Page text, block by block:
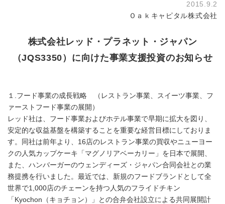
2015.9.2
Ｏａｋキャピタル株式会社
株式会社レッド・プラネット・ジャパン
（JQS3350）に向けた事業支援投資のお知らせ
１.フード事業の成長戦略 （レストラン事業、スイーツ事業、フ
ァーストフード事業の展開）
レッド社は、フード事業およびホテル事業で早期に拡大を図り、
安定的な収益基盤を構築することを重要な経営目標にしておりま
す。同社は前年より、16店のレストラン事業の買収やニューヨー
クの人気カップケーキ「マグノリアベーカリー」を日本で展開、
また、ハンバーガーのウェンディーズ・ジャパン合同会社との業
務提携を行いました。最近では、新規のフードブランドとして全
世界で1,000店のチェーンを持つ人気のフライドチキン
「Kyochon（キョチョン）」との合弁会社設立による共同展開計